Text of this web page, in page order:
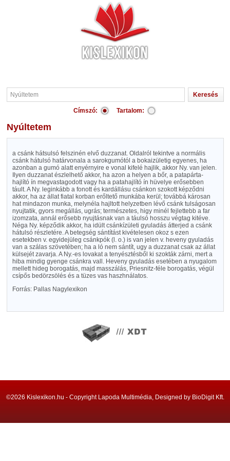
Címszó: Tartalom:
Nyúltetem
a csánk hátsulsó felszinén elvő duzzanat. Oldalról tekintve a normális
csánk hátulsó határvonala a sarokgumótól a bokaizületig egyenes, ha
azonban a gumó alatt enyérnyire e vonal kifelé hajlik, akkor Ny. van jelen.
Ilyen duzzanat észlelhető akkor, ha azon a helyen a bőr, a patapárta-
hajlító ín megvastagodott vagy ha a patahajlító ín hüvelye erősebben
táult. A Ny. leginkább a fonott és kardállásu csánkon szokott képződni
akkor, ha az állat fiatal korban erőltető munkába kerül; továbbá károsan
hat mindazon munka, melynéla hajltott helyzetben lévő csánk tulságosan
nyujtatik, gyors megállás, ugrás; természetes, higy minél fejlettebb a far
izomzata, annál erősebb nyujtásnak van a táulsó hosszu végtag kitéve.
Néga Ny. képződik akkor, ha idült csánkízületi gyuladás átterjed a csánk
hátulsó részletére. A betegség sántítást kivételesen okoz s ezen
esetekben v. egyidejüleg csánkpók (l. o.) is van jelen v. heveny gyuladás
van a szálas szövetében; ha a ló nem sántít, ugy a duzzanat csak az állat
külsejét zavarja. A Ny.-es lovakat a tenyésztésből ki szokták zárni, mert a
hiba mindig gyenge csánkra vall. Heveny gyuladás esetében a nyugalom
mellett hideg borogatás, majd masszálás, Priesnitz-féle borogatás, végül
csípős bedörzsölés és a tüzes vas haszhnálatos.
Forrás: Pallas Nagylexikon
©2026 Kislexikon.hu - Copyright Lapoda Multimédia, Designed by BioDigit Kft.